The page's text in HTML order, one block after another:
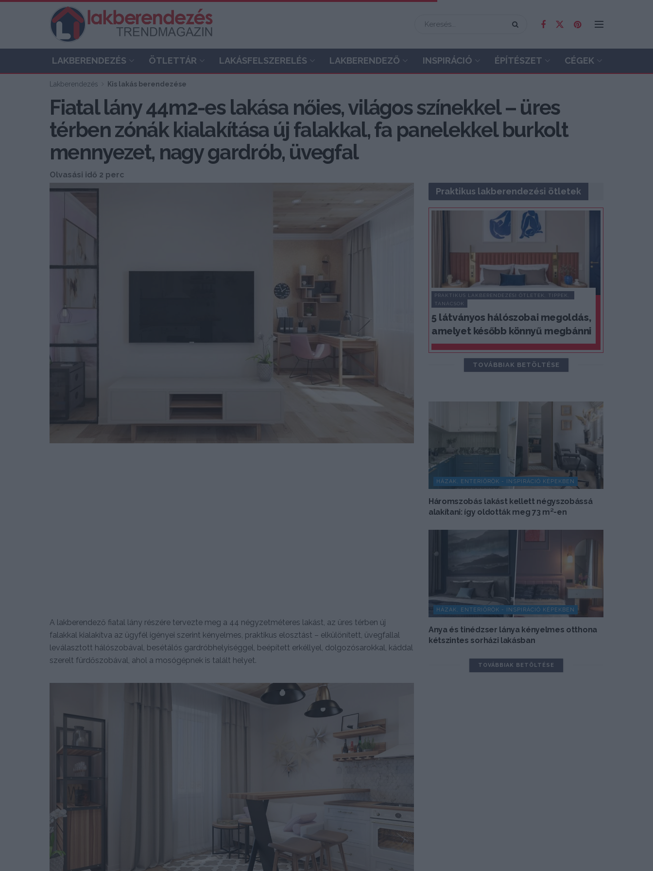
LAKBERENDEZÉS ÖTLETTÁR LAKÁSFELSZERELÉS LAKBERENDEZŐ INSPIRÁCIÓ ÉPÍTÉSZET CÉGEK
Lakberendezés Kis lakás berendezése
Fiatal lány 44m2-es lakása nőies, világos színekkel – üres
térben zónák kialakítása új falakkal, fa panelekkel burkolt
mennyezet, nagy gardrób, üvegfal
Olvasási idő 2 perc
A lakberendező fiatal lány részére tervezte meg a 44 négyzetméteres lakást, az üres térben új
falakkal kialakítva az ügyfél igényei szerint kényelmes, praktikus elosztást – elkülönített, üvegfallal
leválasztott hálószobával, besétálós gardróbhelyiséggel, beépített erkéllyel, dolgozósarokkal, káddal
szerelt fürdőszobával, ahol a mosógépnek is talált helyet.
Praktikus lakberendezési ötletek
PRAKTIKUS LAKBERENDEZÉSI ÖTLETEK, TIPPEK,
TANÁCSOK
5 látványos hálószobai megoldás,
amelyet később könnyű megbánni
TOVÁBBIAK BETÖLTÉSE
HÁZAK, ENTERIŐRÖK - INSPIRÁCIÓ KÉPEKBEN
Háromszobás lakást kellett négyszobássá
alakítani: így oldották meg 73 m²-en
HÁZAK, ENTERIŐRÖK - INSPIRÁCIÓ KÉPEKBEN
Anya és tinédzser lánya kényelmes otthona
kétszintes sorházi lakásban
TOVÁBBIAK BETÖLTÉSE